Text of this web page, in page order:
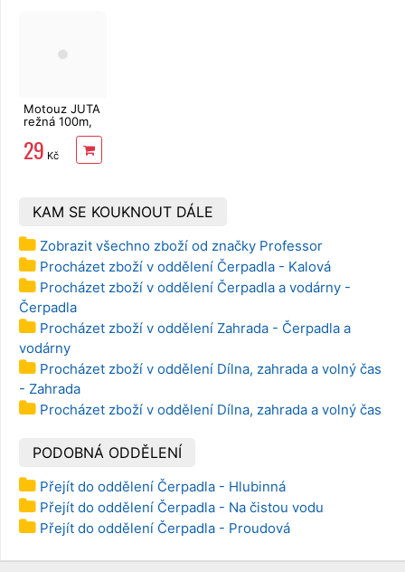
Motouz JUTA
režná 100m,
1,5mm, 100g
29 Kč
KAM SE KOUKNOUT DÁLE
Zobrazit všechno zboží od značky Professor
Procházet zboží v oddělení Čerpadla - Kalová
Procházet zboží v oddělení Čerpadla a vodárny -
Čerpadla
Procházet zboží v oddělení Zahrada - Čerpadla a
vodárny
Procházet zboží v oddělení Dílna, zahrada a volný čas
- Zahrada
Procházet zboží v oddělení Dílna, zahrada a volný čas
PODOBNÁ ODDĚLENÍ
Přejít do oddělení Čerpadla - Hlubinná
Přejít do oddělení Čerpadla - Na čistou vodu
Přejít do oddělení Čerpadla - Proudová